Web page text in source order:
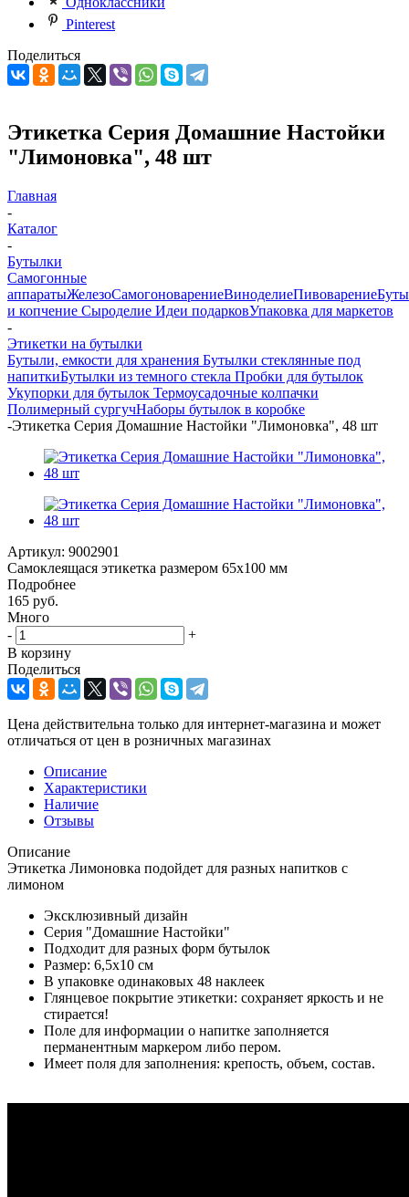
Pinterest
Поделиться
Этикетка Серия Домашние Настойки
"Лимоновка", 48 шт
Главная
-
Каталог
-
Бутылки
Самогонные
аппаратыЖелезоСамогоноварениеВиноделиеПивоварение
и копчение Сыроделие Идеи подарковУпаковка для маркетов
-
Этикетки на бутылки
Бутыли, емкости для хранения Бутылки стеклянные под
напиткиБутылки из темного стекла Пробки для бутылок
Укупорки для бутылок Термоусадочные колпачки
Полимерный сургучНаборы бутылок в коробке
-Этикетка Серия Домашние Настойки "Лимоновка", 48 шт
Артикул: 9002901
Самоклеящася этикетка размером 65х100 мм
Подробнее
165 руб.
Много
-
+
В корзину
Поделиться
Цена действительна только для интернет-магазина и может
отличаться от цен в розничных магазинах
Описание
Характеристики
Наличие
Отзывы
Описание
Этикетка Лимоновка подойдет для разных напитков с
лимоном
Эксклюзивный дизайн
Серия "Домашние Настойки"
Подходит для разных форм бутылок
Размер: 6,5х10 см
В упаковке одинаковых 48 наклеек
Глянцевое покрытие этикетки: сохраняет яркость и не
стирается!
Поле для информации о напитке заполняется
перманентным маркером либо пером.
Имеет поля для заполнения: крепость, объем, состав.